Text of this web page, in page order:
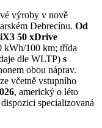
výroby v nově
Debrecínu. Od
50 xDrive
kWh/100 km; třída
dle WLTP) s
obou náprav.
včetně vstupního
, americký o léto
specializovaná